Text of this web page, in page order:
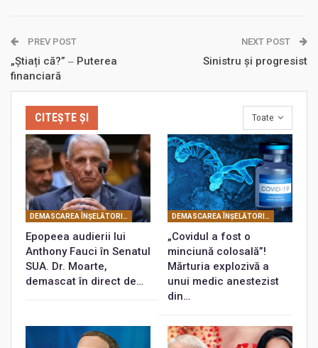
PREV POST
„Știați că?” ‒ Puterea
financiară
NEXT POST
Sinistru și progresist
Toate
CITEȘTE ȘI
DEMASCAREA ÎNŞELĂTORIEI COVID
Epopeea audierii lui
Anthony Fauci în Senatul
SUA. Dr. Moarte,
demascat în direct de…
DEMASCAREA ÎNŞELĂTORIEI COVID
„Covidul a fost o
minciună colosală”!
Mărturia explozivă a
unui medic anestezist
din…